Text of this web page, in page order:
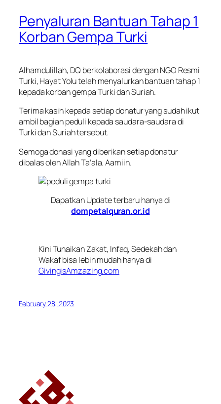
Penyaluran Bantuan Tahap 1
Korban Gempa Turki
Alhamdulillah, DQ berkolaborasi dengan NGO Resmi
Turki, Hayat Yolu telah menyalurkan bantuan tahap 1
kepada korban gempa Turki dan Suriah.
Terima kasih kepada setiap donatur yang sudah ikut
ambil bagian peduli kepada saudara-saudara di
Turki dan Suriah tersebut.
Semoga donasi yang diberikan setiap donatur
dibalas oleh Allah Ta’ala. Aamiin.
Dapatkan Update terbaru hanya di
dompetalquran.or.id
Kini Tunaikan Zakat, Infaq, Sedekah dan
Wakaf bisa lebih mudah hanya di
GivingisAmzazing.com
February 28, 2023